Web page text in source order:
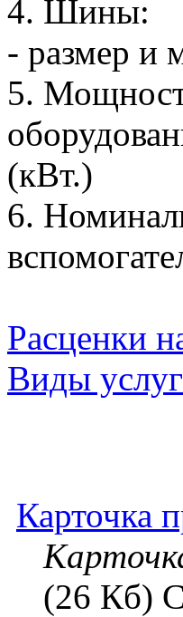
4. Шины:
- размер и
5.
(кВт.)
6.
Расценки
Виды услуг
Карточка
(26 Кб)